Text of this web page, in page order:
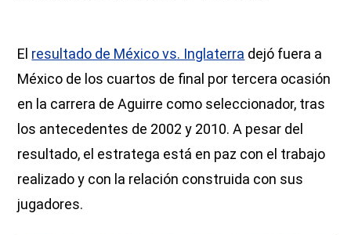
El resultado de México vs. Inglaterra dejó fuera a
México de los cuartos de final por tercera ocasión
en la carrera de Aguirre como seleccionador, tras
los antecedentes de 2002 y 2010. A pesar del
resultado, el estratega está en paz con el trabajo
realizado y con la relación construida con sus
jugadores.